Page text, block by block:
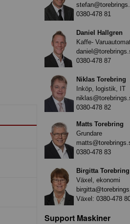
0380-478 81
Daniel Hallgren
Kaffe-
0380-478 87
Niklas Torebring
Inköp, logistik, IT
0380-478 82
Matts Torebring
Grundare
0380-478 83
Birgitta Torebring
Växel, ekonomi
Växel: 0380-478
Support Maskiner